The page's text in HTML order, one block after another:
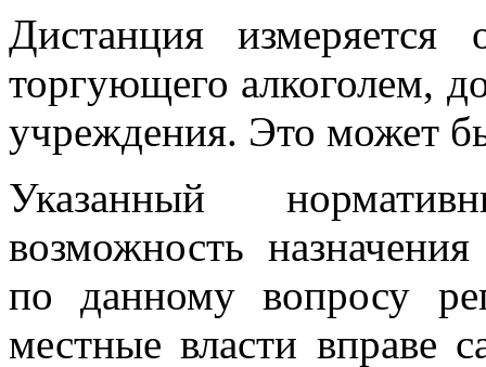
Дистанция измеряется
торгующего алкоголем,
учреждения. Это может
Указанный
возможность
по данному вопросу
местные власти вправе